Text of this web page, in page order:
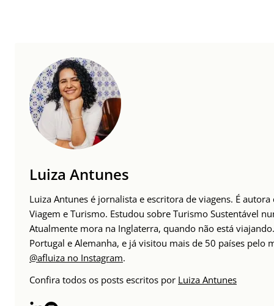
Luiza Antunes
Luiza Antunes é jornalista e escritora de viagens. É
Viagem e Turismo. Estudou sobre Turismo Sustentável
Atualmente mora na Inglaterra, quando não está
Portugal e Alemanha, e já visitou mais de 50 países pelo
@afluiza no Instagram.
Confira todos os posts escritos por Luiza Antunes